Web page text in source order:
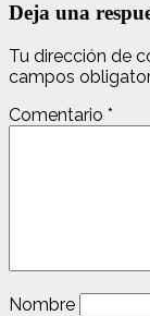
Deja una
Tu dirección de
campos
Comentario *
Nombre